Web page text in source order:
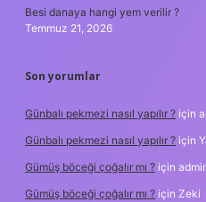
Besi danaya hangi yem verilir ?
Temmuz 21, 2026
Son yorumlar
Günbalı pekmezi nasıl yapılır ? için
Günbalı pekmezi nasıl yapılır ? için
Gümüş böceği çoğalır mı ? için
Gümüş böceği çoğalır mı ? için Zeki